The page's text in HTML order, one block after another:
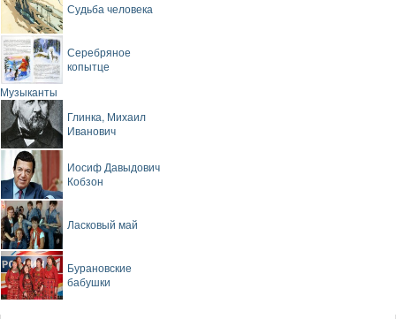
Судьба человека
Серебряное
копытце
Музыканты
Глинка, Михаил
Иванович
Иосиф Давыдович
Кобзон
Ласковый май
Бурановские
бабушки